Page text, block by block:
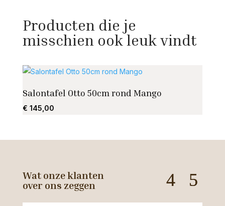
Producten die je
misschien ook leuk vindt
Salontafel Otto 50cm rond Mango
€ 145,00
Wat onze klanten
over ons zeggen